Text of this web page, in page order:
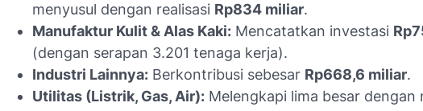
menyusul dengan realisasi Rp834 miliar.
Manufaktur Kulit & Alas Kaki: Mencatatkan investasi
(dengan serapan 3.201 tenaga kerja).
Industri Lainnya: Berkontribusi sebesar Rp668,6 miliar.
Utilitas (Listrik, Gas, Air): Melengkapi lima besar dengan